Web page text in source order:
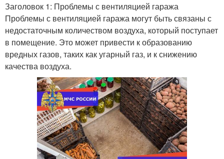
Заголовок 1: Проблемы с вентиляцией гаража
Проблемы с вентиляцией гаража могут быть связаны с
недостаточным количеством воздуха, который поступает
в помещение. Это может привести к образованию
вредных газов, таких как угарный газ, и к снижению
качества воздуха.